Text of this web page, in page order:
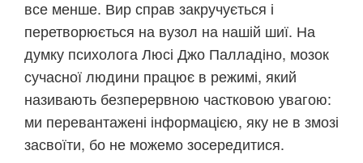
все менше. Вир справ закручується і
перетворюється на вузол на нашій шиї. На
думку психолога Люсі Джо Палладіно, мозок
сучасної людини працює в режимі, який
називають безперервною частковою увагою:
ми перевантажені інформацією, яку не в змозі
засвоїти, бо не можемо зосередитися.